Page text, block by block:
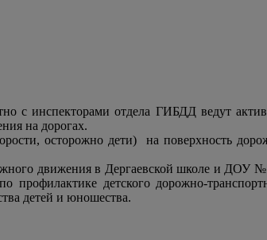
с инспекторами отдела ГИБДД ведут
на дорогах.
осторожно дети) на поверхность
движения в Дергаевской школе и
детского дорожно-
детей и юношества.